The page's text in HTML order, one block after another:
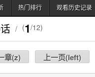
热门排行 观看历史记录
/ (1/12)
章(z) 上一页(left)